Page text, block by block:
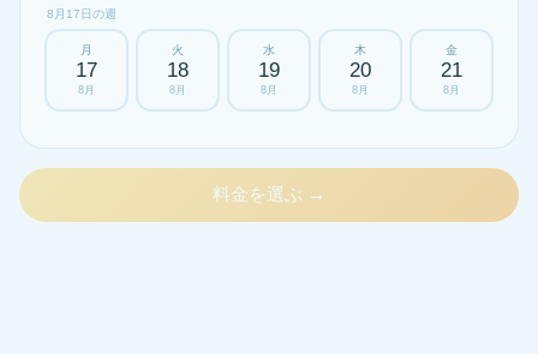
8月17日の週
月
17
8月
火
18
8月
水
19
8月
木
20
8月
金
21
8月
料金を選ぶ →